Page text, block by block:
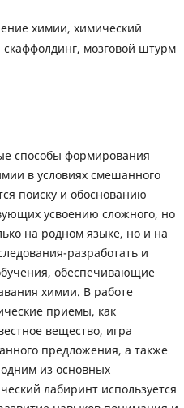
химии, химический
мозговой штурм
способы формирования
в условиях смешанного
поиску и обоснованию
усвоению сложного, но
на родном языке, но и на
разработать и
обеспечивающие
химии. В работе
приемы, как
вещество, игра
предложения, а также
из основных
лабиринт используется